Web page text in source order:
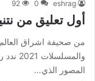
eshrag
0
92
أول تعليق من
المصور الذي…